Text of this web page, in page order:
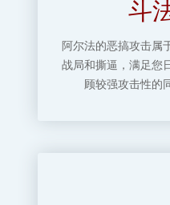
斗
阿尔法的恶搞攻击属
战局和撕逼，满足您
顾较强攻击性的